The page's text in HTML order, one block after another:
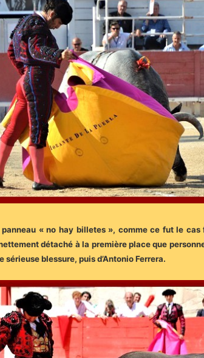
« no hay billetes », comme ce fut le
détaché à la première place que
blessure, puis d’Antonio Ferrera.